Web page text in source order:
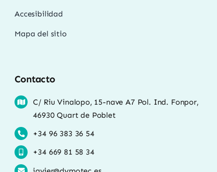
Accesibilidad
Mapa del sitio
Contacto
C/ Riu Vinalopo, 15-nave A7 Pol. Ind. Fonpor,
46930 Quart de Poblet
+34 96 383 36 54
+34 669 81 58 34